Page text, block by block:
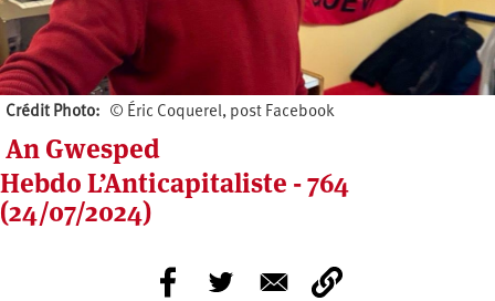
Crédit Photo © Éric Coquerel, post Facebook
An Gwesped
Hebdo L’Anticapitaliste - 764
(24/07/2024)